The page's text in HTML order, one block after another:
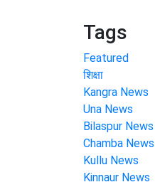
Tags
Featured
शिक्षा
Kangra News
Una News
Bilaspur News
Chamba News
Kullu News
Kinnaur News